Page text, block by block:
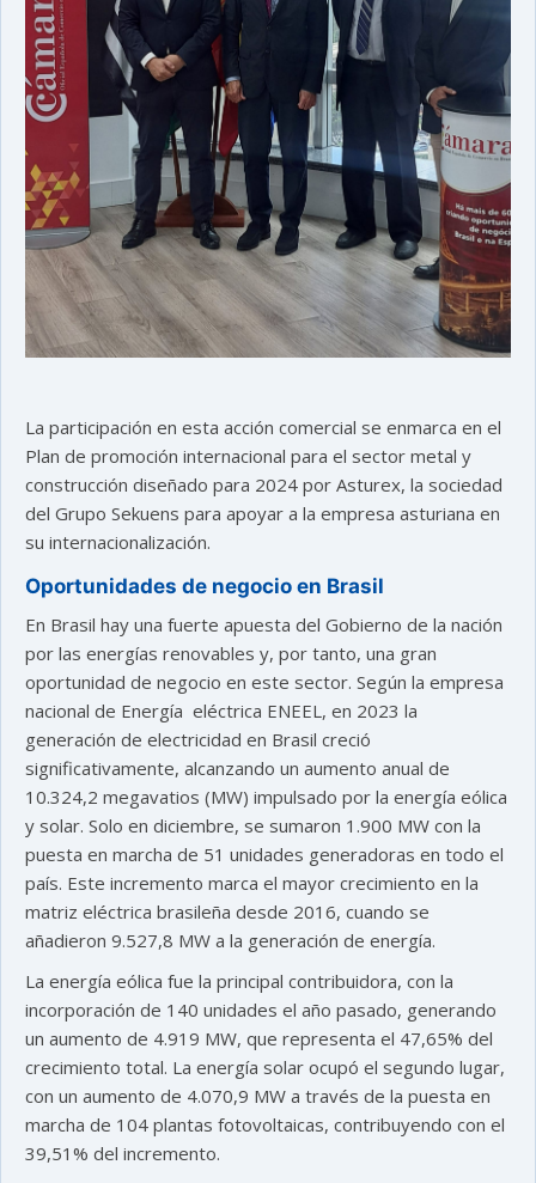
La participación en esta acción comercial se enmarca en el
Plan de promoción internacional para el sector metal y
construcción diseñado para 2024 por Asturex, la sociedad
del Grupo Sekuens para apoyar a la empresa asturiana en
su internacionalización.
Oportunidades de negocio en Brasil
En Brasil hay una fuerte apuesta del Gobierno de la nación
por las energías renovables y, por tanto, una gran
oportunidad de negocio en este sector. Según la empresa
nacional de Energía eléctrica ENEEL, en 2023 la
generación de electricidad en Brasil creció
significativamente, alcanzando un aumento anual de
10.324,2 megavatios (MW) impulsado por la energía eólica
y solar. Solo en diciembre, se sumaron 1.900 MW con la
puesta en marcha de 51 unidades generadoras en todo el
país. Este incremento marca el mayor crecimiento en la
matriz eléctrica brasileña desde 2016, cuando se
añadieron 9.527,8 MW a la generación de energía.
La energía eólica fue la principal contribuidora, con la
incorporación de 140 unidades el año pasado, generando
un aumento de 4.919 MW, que representa el 47,65% del
crecimiento total. La energía solar ocupó el segundo lugar,
con un aumento de 4.070,9 MW a través de la puesta en
marcha de 104 plantas fotovoltaicas, contribuyendo con el
39,51% del incremento.